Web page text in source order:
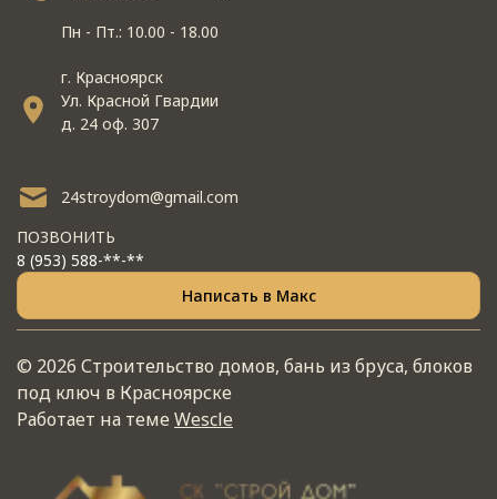
Пн - Пт.: 10.00 - 18.00
г. Красноярск
Ул. Красной Гвардии
д. 24 оф. 307
24stroydom@gmail.com
ПОЗВОНИТЬ
8 (953) 588-**-**
Написать в Макс
© 2026 Строительство домов, бань из бруса, блоков
под ключ в Красноярске
Работает на темеWescle